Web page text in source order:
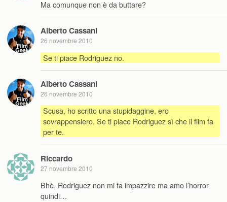
Ma comunque non è da buttare?
Alberto Cassani
26 novembre 2010
Se ti piace Rodriguez no.
Alberto Cassani
26 novembre 2010
Scusa, ho scritto una stupidaggine, ero
sovrappensiero. Se ti piace Rodriguez sì che il film fa
per te.
Riccardo
27 novembre 2010
Bhè, Rodriguez non mi fa impazzire ma amo l’horror
quindi…